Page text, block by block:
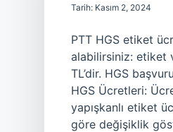
Tarih: Kasım 2, 2024
PTT HGS etiket
alabilirsiniz: etiket
TL’dir. HGS
HGS Ücretleri:
yapışkanlı etiket
göre değişiklik